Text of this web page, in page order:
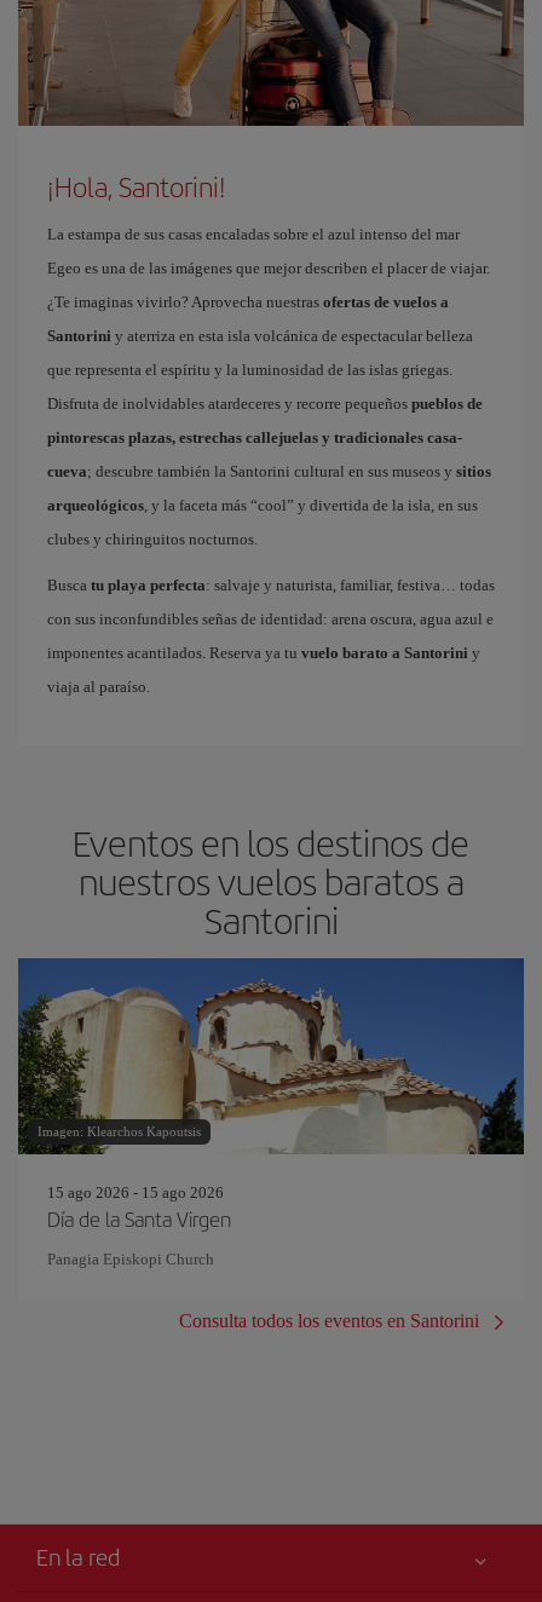
¡Hola, Santorini!
La estampa de sus casas encaladas sobre el azul intenso del mar
Egeo es una de las imágenes que mejor describen el placer de viajar.
¿Te imaginas vivirlo? Aprovecha nuestras ofertas de vuelos a
Santorini y aterriza en esta isla volcánica de espectacular belleza
que representa el espíritu y la luminosidad de las islas griegas.
Disfruta de inolvidables atardeceres y recorre pequeños pueblos de
pintorescas plazas, estrechas callejuelas y tradicionales casa-
cueva; descubre también la Santorini cultural en sus museos y sitios
arqueológicos, y la faceta más “cool” y divertida de la isla, en sus
clubes y chiringuitos nocturnos.
Busca tu playa perfecta: salvaje y naturista, familiar, festiva… todas
con sus inconfundibles señas de identidad: arena oscura, agua azul e
imponentes acantilados. Reserva ya tu vuelo barato a Santorini y
viaja al paraíso.
Eventos en los destinos de
nuestros vuelos baratos a
Santorini
Imagen: Klearchos Kapoutsis
15 ago 2026 - 15 ago 2026
Día de la Santa Virgen
Panagia Episkopi Church
Consulta todos los eventos en Santorini
En la red